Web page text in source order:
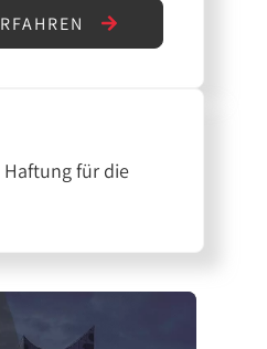
für die